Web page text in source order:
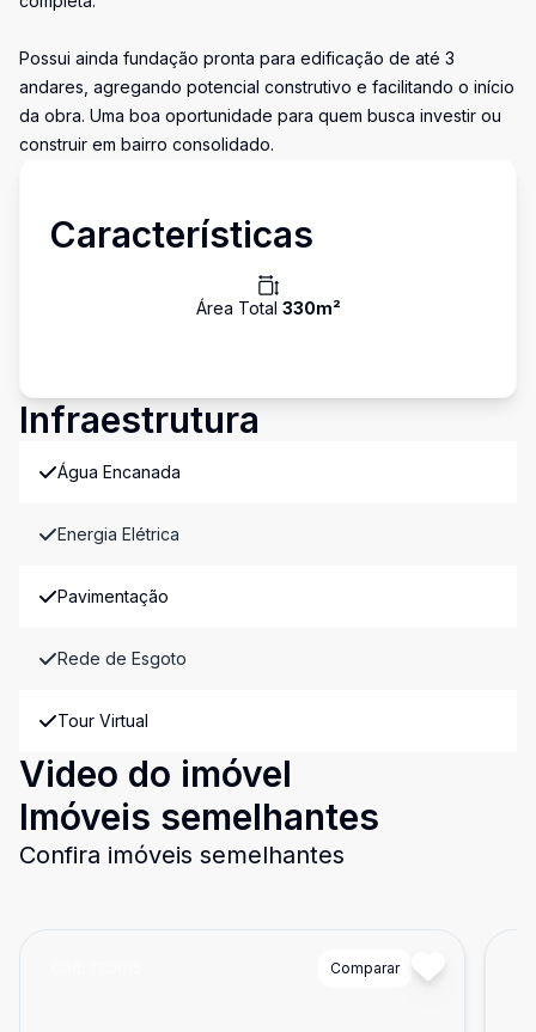
Possui ainda fundação pronta para edificação de até 3
andares, agregando potencial construtivo e facilitando o início
da obra. Uma boa oportunidade para quem busca investir ou
construir em bairro consolidado.
Características
Área Total 330m²
Infraestrutura
Água Encanada
Energia Elétrica
Pavimentação
Rede de Esgoto
Tour Virtual
Video do imóvel
Imóveis semelhantes
Confira imóveis semelhantes
Comparar